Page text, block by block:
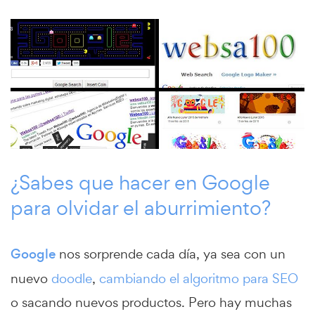
¿Sabes que hacer en Google
para olvidar el aburrimiento?
Google nos sorprende cada día, ya sea con un
nuevo doodle, cambiando el algoritmo para SEO
o sacando nuevos productos. Pero hay muchas